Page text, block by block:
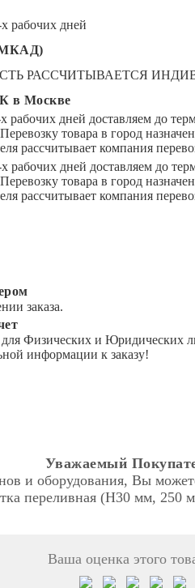
рабочих дней
МКАД)
РАССЧИТЫВАЕТСЯ
в Москве
рабочих дней доставляем до
Перевозку товара в город
рассчитывает компания
рабочих дней доставляем до
Перевозку товара в город
рассчитывает компания
заказа.
для Физических и Юридических
информации к заказу!
Уважаемый
и оборудования, Вы
переливная (Н30 мм, 250
Ваша оценка этого